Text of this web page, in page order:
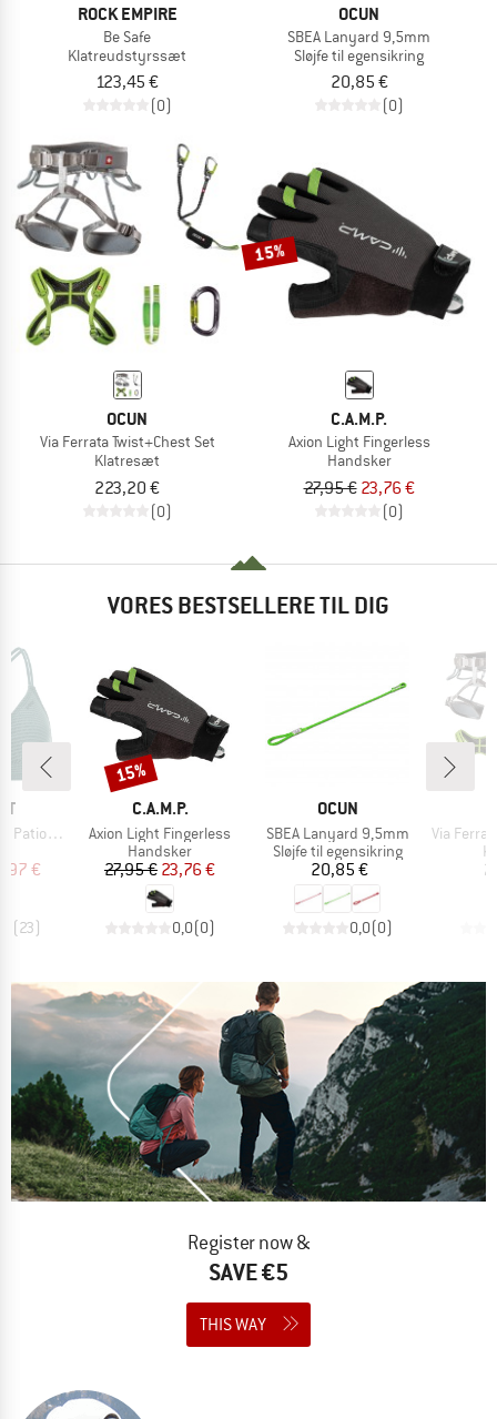
ROCK EMPIRE
Be Safe
Klatreudstyrssæt
123,45 €
(0)
OCUN
SBEA Lanyard 9,5mm
Sløjfe til egensikring
20,85 €
(0)
OCUN
Via Ferrata Twist+Chest Set
Klatresæt
223,20 €
(0)
15%
C.A.M.P.
Axion Light Fingerless
Handsker
27,95 € 23,76 €
(0)
VORES BESTSELLERE TIL DIG
Triangle
pris
€
(23)
MÆRKE
C.A.M.P.
Artikel
Axion Light Fingerless
Produktgruppe
Handsker
Pris
27,95 € Nedsat pris
23,76 €
0,0(0)
Rabat
15%
MÆRKE
OCUN
Artikel
SBEA Lanyard 9,5mm
Produktgruppe
Sløjfe til egensikring
Pris
20,85 €
0,0(0)
Artikel
Via Ferrata
Register now &
SAVE €5
THIS WAY